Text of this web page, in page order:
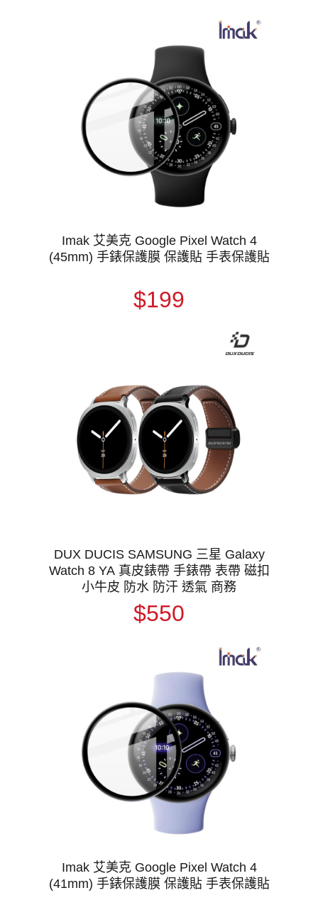
Imak 艾美克 Google Pixel Watch 4
(45mm) 手錶保護膜 保護貼 手表保護貼
$199
DUX DUCIS SAMSUNG 三星 Galaxy
Watch 8 YA 真皮錶帶 手錶帶 表帶 磁扣
小牛皮 防水 防汗 透氣 商務
$550
Imak 艾美克 Google Pixel Watch 4
(41mm) 手錶保護膜 保護貼 手表保護貼